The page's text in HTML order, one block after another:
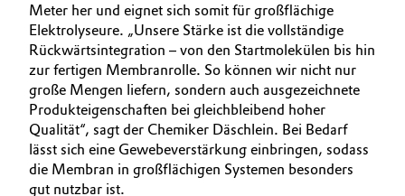
Meter her und eignet sich somit für großflächige
Elektrolyseure. „Unsere Stärke ist die vollständige
Rückwärtsintegration – von den Startmolekülen bis hin
zur fertigen Membranrolle. So können wir nicht nur
große Mengen liefern, sondern auch ausgezeichnete
Produkteigenschaften bei gleichbleibend hoher
Qualität“, sagt der Chemiker Däschlein. Bei Bedarf
lässt sich eine Gewebeverstärkung einbringen, sodass
die Membran in großflächigen Systemen besonders
gut nutzbar ist.